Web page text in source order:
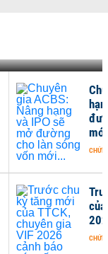
Trước chu
của TTCK,
2026 cảnh
CHỨNG KHOÁN -
Chuyên gia
hạng và
đường cho
mới...
CHỨNG KHOÁN -